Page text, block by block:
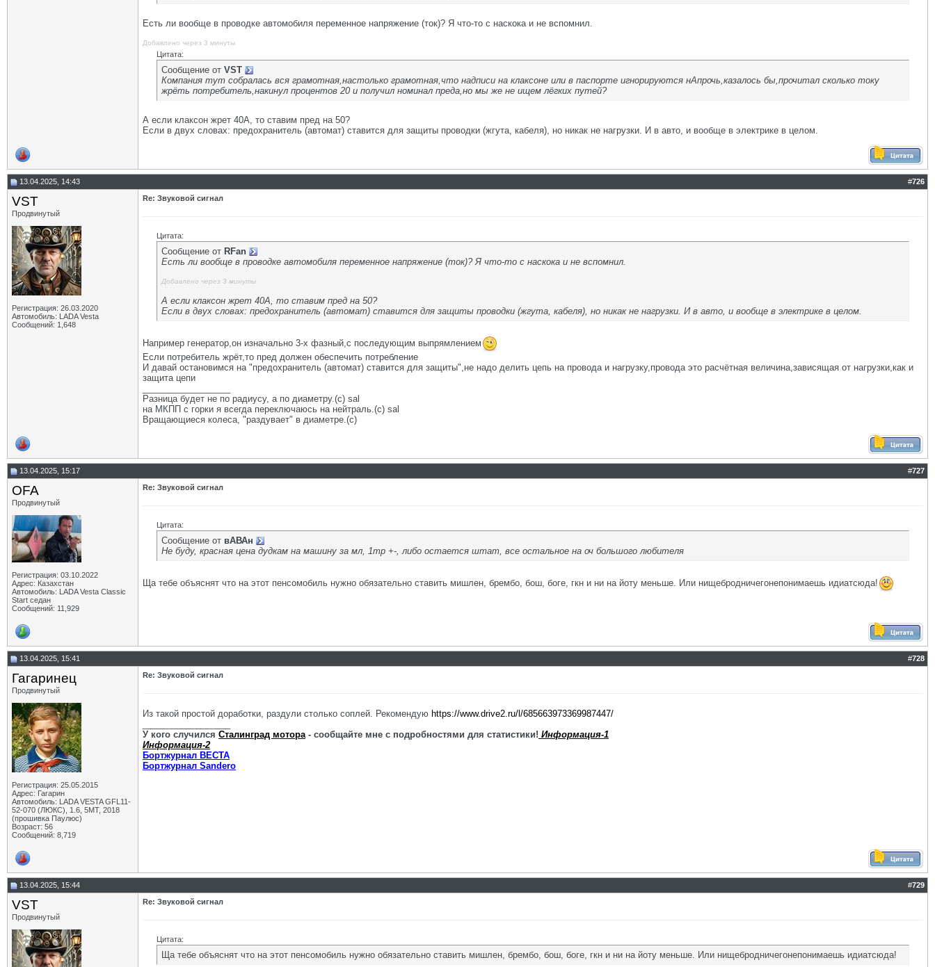
Есть ли вообще в проводке автомобиля переменное напряжение (ток)? Я что-то с наскока и не вспомнил.
Добавлено через 3 минуты
Цитата:
Сообщение от VST
Компания тут собралась вся грамотная,настолько грамотная,что надписи на клаксоне или в паспорте игнорируются нАпрочь,казалось бы,прочитал сколько току
жрёть потребитель,накинул процентов 20 и получил номинал преда,но мы же не ищем лёгких путей?
А если клаксон жрет 40А, то ставим пред на 50?
Если в двух словах: предохранитель (автомат) ставится для защиты проводки (жгута, кабеля), но никак не нагрузки. И в авто, и вообще в электрике в целом.
13.04.2025, 14:43 #726
VST
Продвинутый
Регистрация: 26.03.2020
Автомобиль: LADA Vesta
Сообщений: 1,648
Re: Звуковой сигнал
Цитата:
Сообщение от RFan
Есть ли вообще в проводке автомобиля переменное напряжение (ток)? Я что-то с наскока и не вспомнил.
Добавлено через 3 минуты
А если клаксон жрет 40А, то ставим пред на 50?
Если в двух словах: предохранитель (автомат) ставится для защиты проводки (жгута, кабеля), но никак не нагрузки. И в авто, и вообще в электрике в целом.
Например генератор,он изначально 3-х фазный,с последующим выпрямлением
Если потребитель жрёт,то пред должен обеспечить потребление
И давай остановимся на "предохранитель (автомат) ставится для защиты",не надо делить цепь на провода и нагрузку,провода это расчётная величина,зависящая от нагрузки,как и
защита цепи
Разница будет не по радиусу, а по диаметру.(с) sal
на МКПП с горки я всегда переключаюсь на нейтраль.(с) sal
Вращающиеся колеса, "раздувает" в диаметре.(с)
13.04.2025, 15:17 #727
OFA
Продвинутый
Регистрация: 03.10.2022
Адрес: Казахстан
Автомобиль: LADA Vesta Classic
Start седан
Сообщений: 11,929
Re: Звуковой сигнал
Цитата:
Сообщение от вАВАн
Не буду, красная цена дудкам на машину за мл, 1тр +-, либо остается штат, все остальное на оч большого любителя
Ща тебе объяснят что на этот пенсомобиль нужно обязательно ставить мишлен, брембо, бош, боге, гкн и ни на йоту меньше. Или нищебродничегонепонимаешь идиатсюда!
13.04.2025, 15:41 #728
Гагаринец
Продвинутый
Регистрация: 25.05.2015
Адрес: Гагарин
Автомобиль: LADA VESTA GFL11-
52-070 (ЛЮКС), 1.6, 5МТ, 2018
(прошивка Паулюс)
Возраст: 56
Сообщений: 8,719
Re: Звуковой сигнал
Из такой простой доработки, раздули столько соплей. Рекомендую https://www.drive2.ru/l/685663973369987447/
У кого случился Сталинград мотора- сообщайте мне с подробностями для статистики! Информация-1
Информация-2
Бортжурнал ВЕСТА
Бортжурнал Sandero
13.04.2025, 15:44 #729
VST
Продвинутый
Re: Звуковой сигнал
Цитата:
Ща тебе объяснят что на этот пенсомобиль нужно обязательно ставить мишлен, брембо, бош, боге, гкн и ни на йоту меньше. Или нищебродничегонепонимаешь идиатсюда!